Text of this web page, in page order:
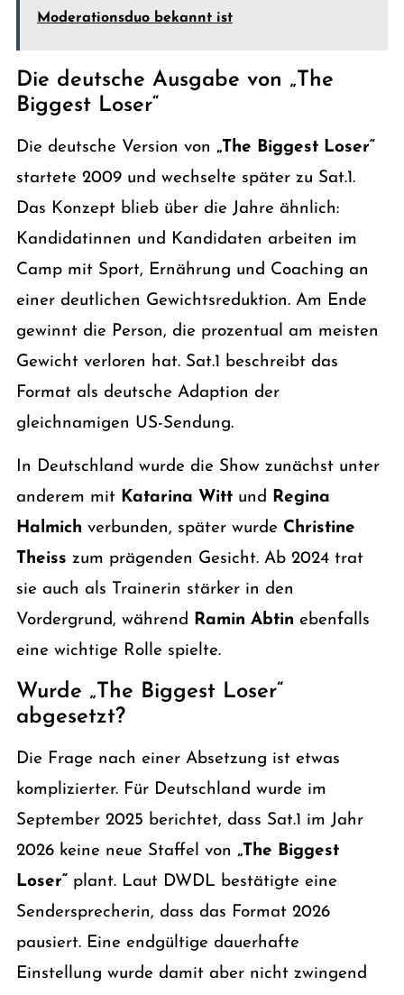
Moderationsduo bekannt ist
Die deutsche Ausgabe von „The
Biggest Loser“
Die deutsche Version von „The Biggest Loser“
startete 2009 und wechselte später zu Sat.1.
Das Konzept blieb über die Jahre ähnlich:
Kandidatinnen und Kandidaten arbeiten im
Camp mit Sport, Ernährung und Coaching an
einer deutlichen Gewichtsreduktion. Am Ende
gewinnt die Person, die prozentual am meisten
Gewicht verloren hat. Sat.1 beschreibt das
Format als deutsche Adaption der
gleichnamigen US-Sendung.
In Deutschland wurde die Show zunächst unter
anderem mit Katarina Wittund
Regina
Halmich verbunden, später wurde Christine
Theiss zum prägenden Gesicht. Ab 2024 trat
sie auch als Trainerin stärker in den
Vordergrund, während
Ramin Abtin ebenfalls
eine wichtige Rolle spielte.
Wurde „The Biggest Loser“
abgesetzt?
Die Frage nach einer Absetzung ist etwas
komplizierter. Für Deutschland wurde im
September 2025 berichtet, dass Sat.1 im Jahr
2026 keine neue Staffel von „The Biggest
Loser“ plant. Laut DWDL bestätigte eine
Sendersprecherin, dass das Format 2026
pausiert. Eine endgültige dauerhafte
Einstellung wurde damit aber nicht zwingend